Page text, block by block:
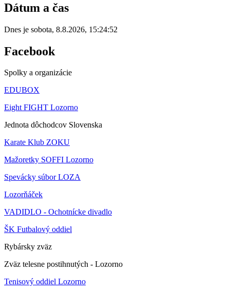
Dátum a čas
Dnes je sobota, 8.8.2026, 15:24:52
Facebook
Spolky a organizácie
EDUBOX
Eight FIGHT Lozorno
Jednota dôchodcov Slovenska
Karate Klub ZOKU
Mažoretky SOFFI Lozorno
Spevácky súbor LOZA
Lozorňáček
VADIDLO - Ochotnícke divadlo
ŠK Futbalový oddiel
Rybársky zväz
Zväz telesne postihnutých - Lozorno
Tenisový oddiel Lozorno